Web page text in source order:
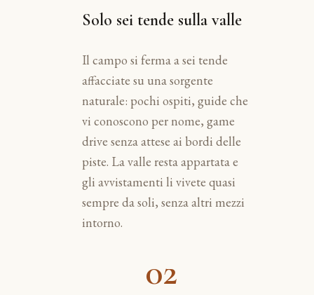
Solo sei tende sulla valle
Il campo si ferma a sei tende
affacciate su una sorgente
naturale: pochi ospiti, guide che
vi conoscono per nome, game
drive senza attese ai bordi delle
piste. La valle resta appartata e
gli avvistamenti li vivete quasi
sempre da soli, senza altri mezzi
intorno.
02